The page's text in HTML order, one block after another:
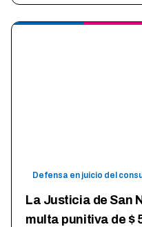
Defensa en juicio del
La Justicia de San
multa punitiva de $